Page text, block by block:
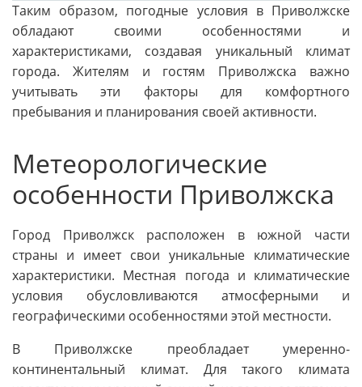
Таким образом, погодные условия в Приволжске
обладают своими особенностями и
характеристиками, создавая уникальный климат
города. Жителям и гостям Приволжска важно
учитывать эти факторы для комфортного
пребывания и планирования своей активности.
Метеорологические
особенности Приволжска
Город Приволжск расположен в южной части
страны и имеет свои уникальные климатические
характеристики. Местная погода и климатические
условия обусловливаются атмосферными и
географическими особенностями этой местности.
В Приволжске преобладает умеренно-
континентальный климат. Для такого климата